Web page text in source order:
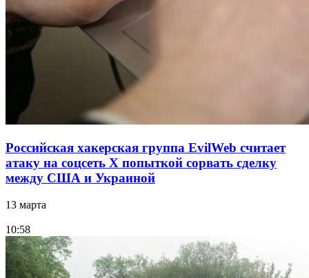
Российская хакерская группа EvilWeb считает
атаку на соцсеть Х попыткой сорвать сделку
между США и Украиной
13 марта
10:58